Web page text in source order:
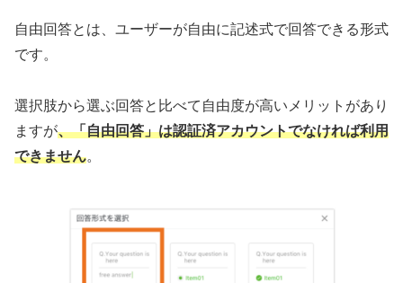
自由回答とは、ユーザーが自由に記述式で回答できる形式
です。
選択肢から選ぶ回答と比べて自由度が高いメリットがあり
ますが、「自由回答」は認証済アカウントでなければ利用
できません。